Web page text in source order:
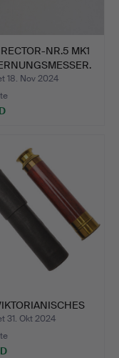
NR.5 MK1
18. Nov 2024
31. Okt 2024